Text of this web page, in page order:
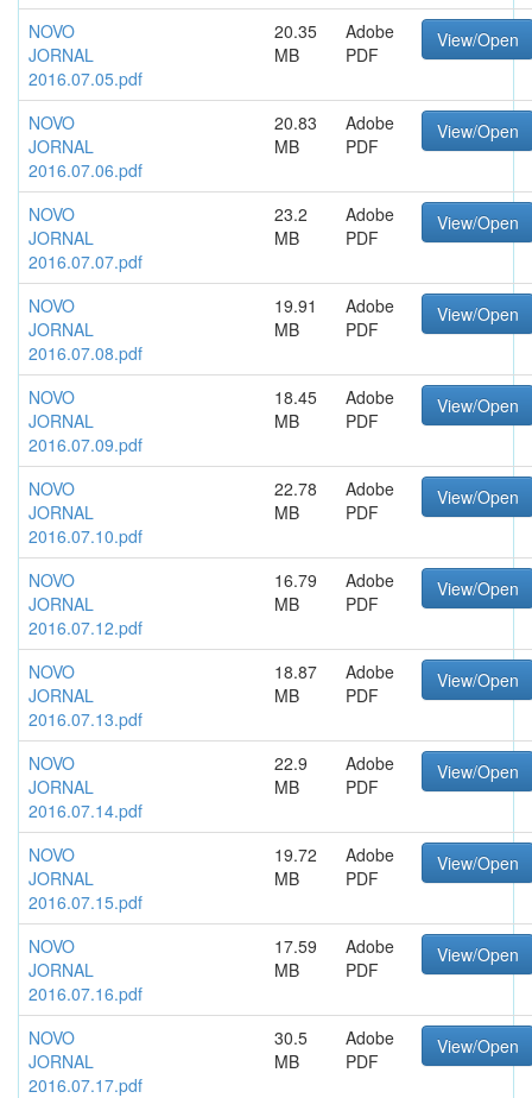
NOVO
JORNAL
2016.07.05.pdf
20.35
MB
Adobe
PDF
View/Open
NOVO
JORNAL
2016.07.06.pdf
20.83
MB
Adobe
PDF
View/Open
NOVO
JORNAL
2016.07.07.pdf
23.2
MB
Adobe
PDF
View/Open
NOVO
JORNAL
2016.07.08.pdf
19.91
MB
Adobe
PDF
View/Open
NOVO
JORNAL
2016.07.09.pdf
18.45
MB
Adobe
PDF
View/Open
NOVO
JORNAL
2016.07.10.pdf
22.78
MB
Adobe
PDF
View/Open
NOVO
JORNAL
2016.07.12.pdf
16.79
MB
Adobe
PDF
View/Open
NOVO
JORNAL
2016.07.13.pdf
18.87
MB
Adobe
PDF
View/Open
NOVO
JORNAL
2016.07.14.pdf
22.9
MB
Adobe
PDF
View/Open
NOVO
JORNAL
2016.07.15.pdf
19.72
MB
Adobe
PDF
View/Open
NOVO
JORNAL
2016.07.16.pdf
17.59
MB
Adobe
PDF
View/Open
NOVO
JORNAL
2016.07.17.pdf
30.5
MB
Adobe
PDF
View/Open